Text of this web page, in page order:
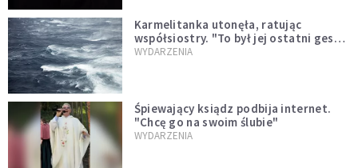
Karmelitanka utonęła, ratując
współsiostry. "To był jej ostatni gest
miłości"
WYDARZENIA
Śpiewający ksiądz podbija internet.
"Chcę go na swoim ślubie"
WYDARZENIA